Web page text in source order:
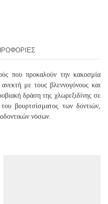
που προκαλούν την κακοσμία
με τους βλεννογόνους και
δράση της χλωρεξιδίνης σε
βουρτσίσματος των δοντιών,
νόσων.